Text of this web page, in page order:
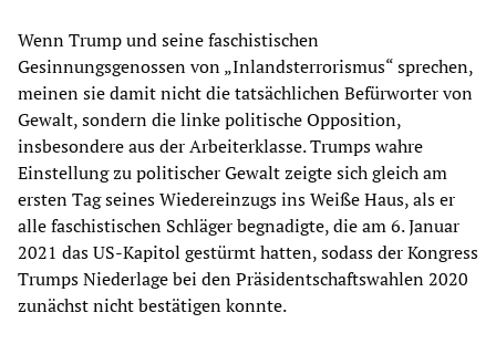
Wenn Trump und seine faschistischen
Gesinnungsgenossen von „Inlandsterrorismus“ sprechen,
meinen sie damit nicht die tatsächlichen Befürworter von
Gewalt, sondern die linke politische Opposition,
insbesondere aus der Arbeiterklasse. Trumps wahre
Einstellung zu politischer Gewalt zeigte sich gleich am
ersten Tag seines Wiedereinzugs ins Weiße Haus, als er
alle faschistischen Schläger begnadigte, die am 6. Januar
2021 das US-Kapitol gestürmt hatten, sodass der Kongress
Trumps Niederlage bei den Präsidentschaftswahlen 2020
zunächst nicht bestätigen konnte.